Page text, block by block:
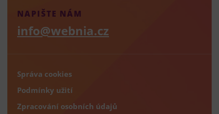
NAPIŠTE NÁM
info@webnia.cz
Správa cookies
Podmínky užití
Zpracování osobních údajů